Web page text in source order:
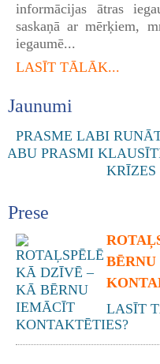
informācijas ātras
saskaņā ar mērķiem,
iegaumē...
LASĪT TĀLĀK...
Jaunumi
Prese
LASĪT